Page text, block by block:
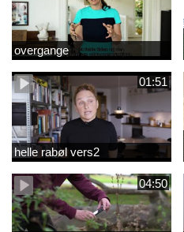
overgange
01:51
helle rabøl vers2
04:50